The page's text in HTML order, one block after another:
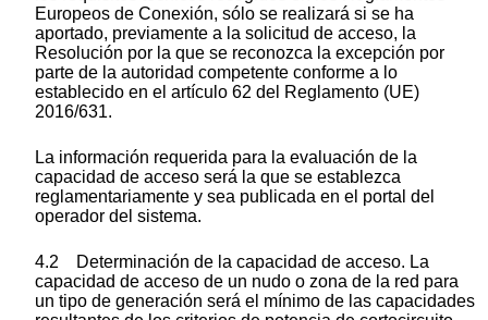
Europeos de Conexión, sólo se realizará si se ha
aportado, previamente a la solicitud de acceso, la
Resolución por la que se reconozca la excepción por
parte de la autoridad competente conforme a lo
establecido en el artículo 62 del Reglamento (UE)
2016/631.
La información requerida para la evaluación de la
capacidad de acceso será la que se establezca
reglamentariamente y sea publicada en el portal del
operador del sistema.
4.2 Determinación de la capacidad de acceso. La
capacidad de acceso de un nudo o zona de la red para
un tipo de generación será el mínimo de las capacidades